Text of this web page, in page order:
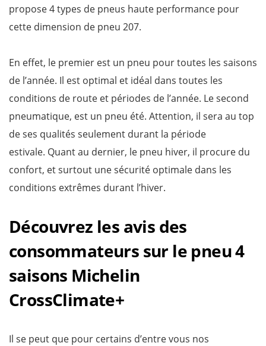
propose 4 types de pneus haute performance pour
cette dimension de pneu 207.
En effet, le premier est un pneu pour toutes les saisons
de l’année. Il est optimal et idéal dans toutes les
conditions de route et périodes de l’année. Le second
pneumatique, est un pneu été. Attention, il sera au top
de ses qualités seulement durant la période
estivale. Quant au dernier, le pneu hiver, il procure du
confort, et surtout une sécurité optimale dans les
conditions extrêmes durant l’hiver.
Découvrez les avis des
consommateurs sur le pneu 4
saisons Michelin
CrossClimate+
Il se peut que pour certains d’entre vous nos